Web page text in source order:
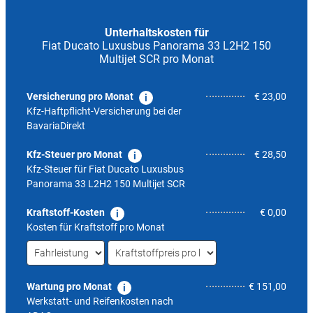
Unterhaltskosten für
Fiat Ducato Luxusbus Panorama 33 L2H2 150
Multijet SCR pro Monat
Versicherung pro Monat
Kfz-Haftpflicht-Versicherung bei der
BavariaDirekt
€ 23,00
Kfz-Steuer pro Monat
Kfz-Steuer für Fiat Ducato Luxusbus
Panorama 33 L2H2 150 Multijet SCR
€ 28,50
Kraftstoff-Kosten
Kosten für Kraftstoff pro Monat
€ 0,00
Wartung pro Monat
Werkstatt- und Reifenkosten nach
€ 151,00